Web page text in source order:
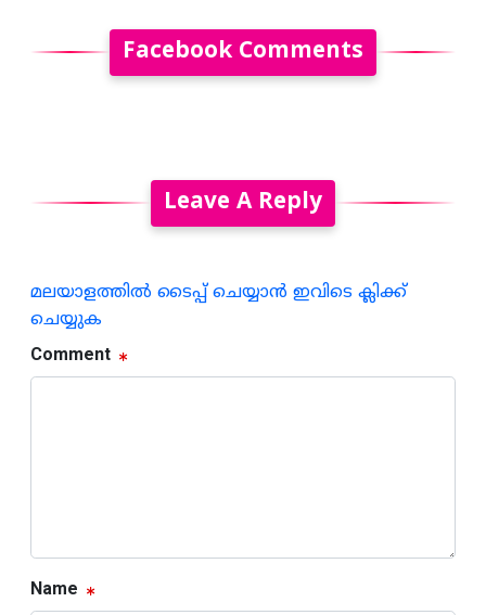
Facebook Comments
Leave A Reply
മലയാളത്തില്‍ ടൈപ്പ് ചെയ്യാന്‍ ഇവിടെ ക്ലിക്ക്
ചെയ്യുക
Comment
Name